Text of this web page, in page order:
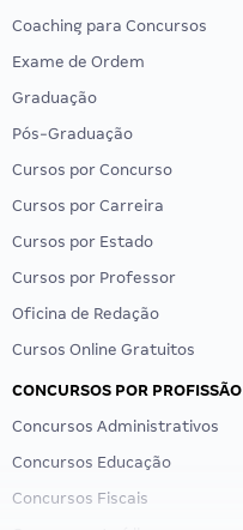
Coaching para Concursos
Exame de Ordem
Graduação
Pós-Graduação
Cursos por Concurso
Cursos por Carreira
Cursos por Estado
Cursos por Professor
Oficina de Redação
Cursos Online Gratuitos
CONCURSOS POR PROFISSÃO
Concursos Administrativos
Concursos Educação
Concursos Fiscais